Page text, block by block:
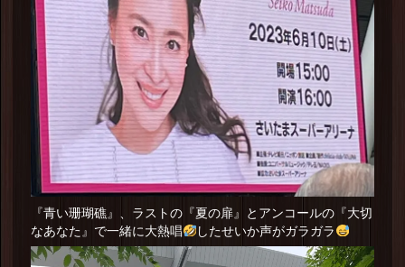
『青い珊瑚礁』、ラストの『夏の扉』とアンコールの『大切
なあなた』で一緒に大熱唱
したせいか声がガラガラ